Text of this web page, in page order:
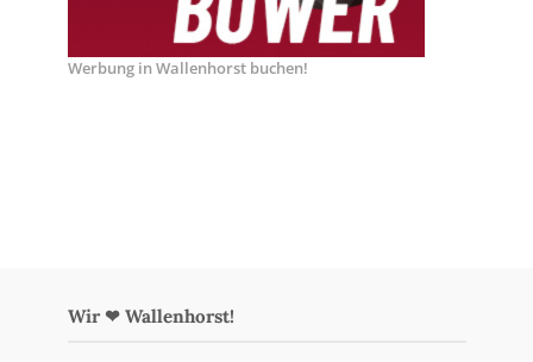
Werbung in Wallenhorst buchen!
Wir ❤ Wallenhorst!